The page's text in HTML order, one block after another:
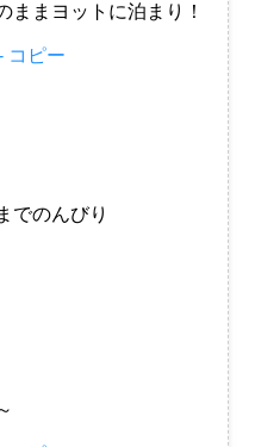
ままヨットに泊まり！
でのんびり